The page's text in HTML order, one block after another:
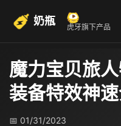
奶瓶 虎牙旗下产品
魔力宝贝旅
装备特效神
📅 01/31/2023